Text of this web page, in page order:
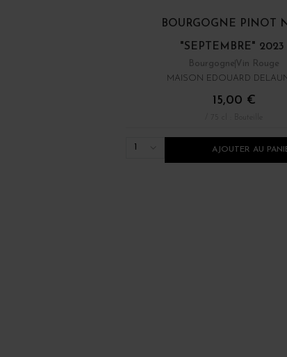
BOURGOGNE PINOT
"SEPTEMBRE" 2023
Bourgogne Vin Rouge
MAISON EDOUARD
15,00 €
AJOUTER AU